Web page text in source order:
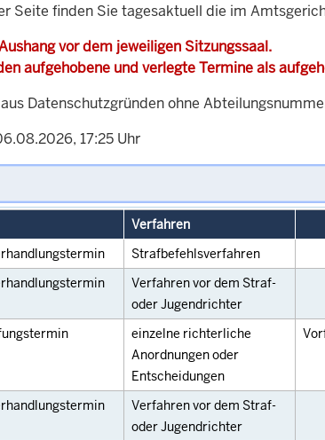
Seite finden Sie tagesaktuell die im
vor dem jeweiligen Sitzungssaal.
aufgehobene und verlegte Termine als
Datenschutzgründen ohne
17:25 Uhr
Verfahren
Strafbefehlsverfahren
Verfahren vor dem Straf-
oder Jugendrichter
einzelne richterliche
Anordnungen oder
Entscheidungen
Verfahren vor dem Straf-
oder Jugendrichter